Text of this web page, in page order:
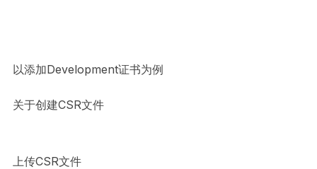
以添加Development证书为例
关于创建CSR文件
上传CSR文件